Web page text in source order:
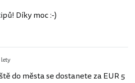
Díky moc :-)
lety
do města se dostanete za EUR 5